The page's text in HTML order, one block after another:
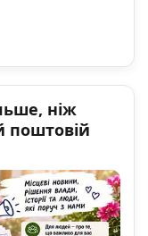
ніж
поштовій